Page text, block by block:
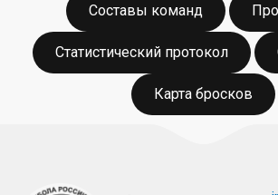
Составы команд
Статистический протокол
Карта бросков